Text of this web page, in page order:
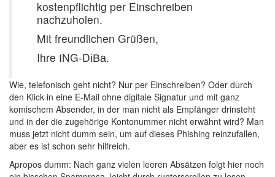
kostenpflichtig per Einschreiben
nachzuholen.
Mit freundlichen Grüßen,
Ihre ІNG-DіВа.
Wie, telefonisch geht nicht? Nur per Einschreiben? Oder durch
den Klick in eine E-Mail ohne digitale Signatur und mit ganz
komischem Absender, in der man nicht als Empfänger drinsteht
und in der die zugehörige Kontonummer nicht erwähnt wird? Man
muss jetzt nicht dumm sein, um auf dieses Phishing reinzufallen,
aber es ist schon sehr hilfreich.
Apropos dumm: Nach ganz vielen leeren Absätzen folgt hier noch